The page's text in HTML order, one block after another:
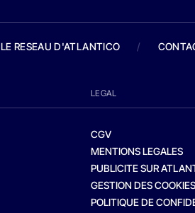
LE RESEAU D'ATLANTICO /
LEGAL
CGV
MENTIONS LEGALES
PUBLICITE SUR
GESTION DES COOKIES
POLITIQUE DE